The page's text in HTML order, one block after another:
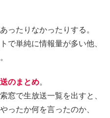
ったりなかったりする。
で単純に情報量が多い他、
のまとめ。
窓で生放送一覧を出すと、
ったか何を言ったのか、